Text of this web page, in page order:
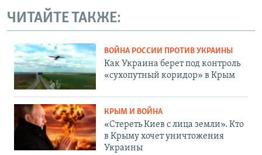
ЧИТАЙТЕ ТАКЖЕ:
ВОЙНА РОССИИ ПРОТИВ УКРАИНЫ
Как Украина берет под контроль
«сухопутный коридор» в Крым
КРЫМ И ВОЙНА
«Стереть Киев с лица земли». Кто
в Крыму хочет уничтожения
Украины